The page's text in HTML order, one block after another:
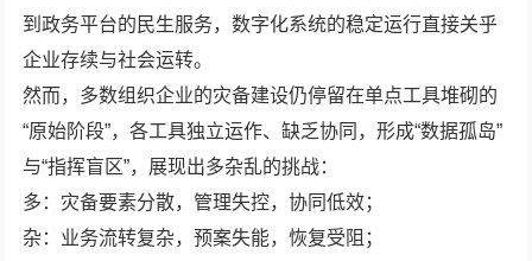
到政务平台的民生服务，数字化系统的稳定运行直接关乎
企业存续与社会运转。
然而，多数组织企业的灾备建设仍停留在单点工具堆砌的
“原始阶段”，各工具独立运作、缺乏协同，形成“数据孤岛”
与“指挥盲区”，展现出多杂乱的挑战：
多：灾备要素分散，管理失控，协同低效；
杂：业务流转复杂，预案失能，恢复受阻；